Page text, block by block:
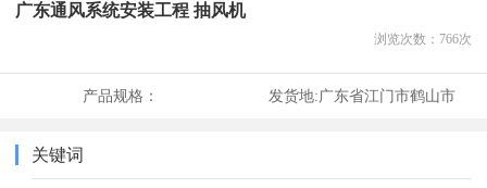
广东通风系统安装工程 抽风机
浏览次数： 766次
产品规格： 发货地:广东省江门市鹤山市
关键词